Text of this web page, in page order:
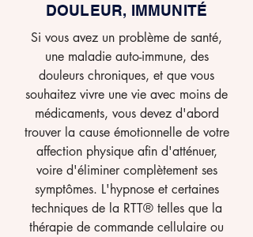
DOULEUR, IMMUNITÉ
Si vous avez un problème de santé,
une maladie auto-immune, des
douleurs chroniques, et que vous
souhaitez vivre une vie avec moins de
médicaments, vous devez d'abord
trouver la cause émotionnelle de votre
affection physique afin d'atténuer,
voire d'éliminer complètement ses
symptômes. L'hypnose et certaines
techniques de la RTT® telles que la
thérapie de commande cellulaire ou